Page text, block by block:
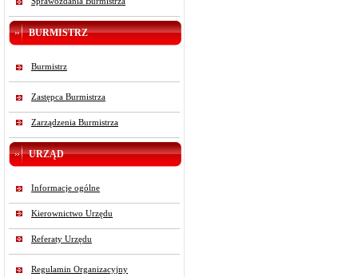
BURMISTRZ
Burmistrz
Zastępca Burmistrza
Zarządzenia Burmistrza
URZĄD
Informacje ogólne
Kierownictwo Urzędu
Referaty Urzędu
Regulamin Organizacyjny